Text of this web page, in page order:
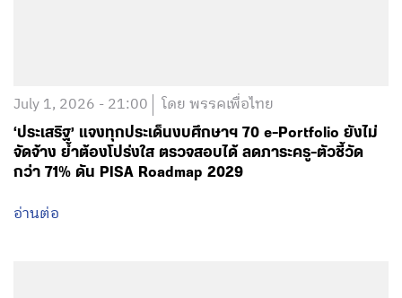
July 1, 2026 - 21:00 โดย พรรคเพื่อไทย
‘ประเสริฐ’ แจงทุกประเด็นงบศึกษาฯ 70 e-Portfolio ยังไม่
จัดจ้าง ย้ำต้องโปร่งใส ตรวจสอบได้ ลดภาระครู-ตัวชี้วัด
กว่า 71% ดัน PISA Roadmap 2029
อ่านต่อ